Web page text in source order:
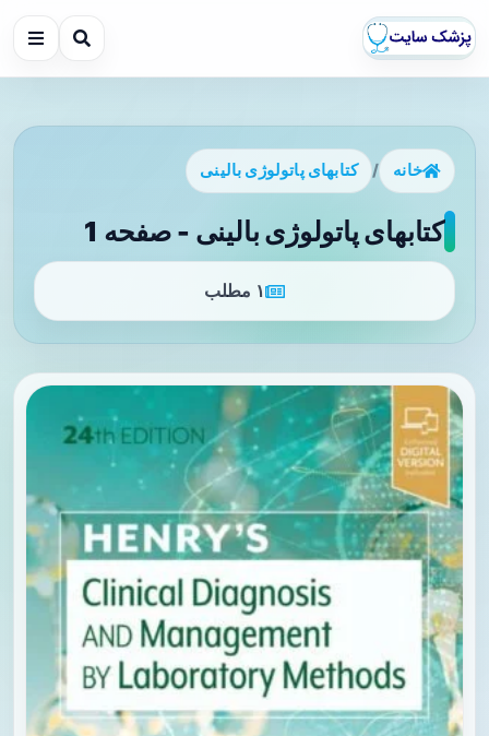
خانه / کتابهای پاتولوژی بالینی
کتابهای پاتولوژی بالینی - صفحه 1
۱ مطلب